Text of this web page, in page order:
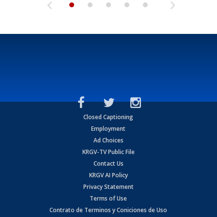
Closed Captioning
Employment
Ad Choices
KRGV-TV Public File
Contact Us
KRGV AI Policy
Privacy Statement
Terms of Use
Contrato de Terminos y Coniciones de Uso